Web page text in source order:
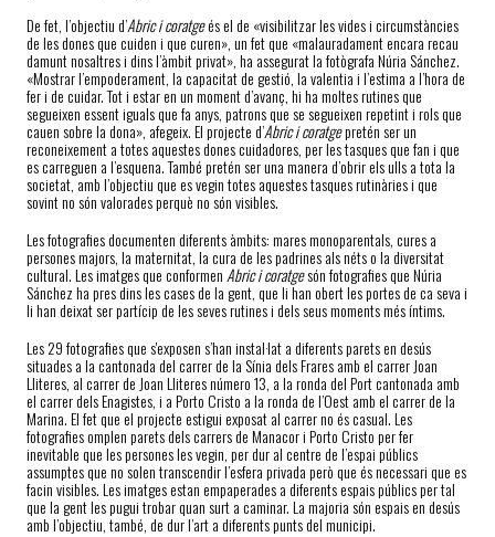
De fet, l’objectiu d’Abric i coratgeés el de «visibilitzar les vides i circumstàncies
de les dones que cuiden i que curen», un fet que «malauradament encara recau
damunt nosaltres i dins l’àmbit privat», ha assegurat la fotògrafa Núria Sánchez.
«Mostrar l’empoderament, la capacitat de gestió, la valentia i l’estima a l’hora de
fer i de cuidar. Tot i estar en un moment d’avanç, hi ha moltes rutines que
segueixen essent iguals que fa anys, patrons que se segueixen repetint i rols que
cauen sobre la dona», afegeix. El projecte d’Abric i coratgepretén ser un
reconeixement a totes aquestes dones cuidadores, per les tasques que fan i que
es carreguen a l’esquena. També pretén ser una manera d’obrir els ulls a tota la
societat, amb l’objectiu que es vegin totes aquestes tasques rutinàries i que
sovint no són valorades perquè no són visibles.
Les fotografies documenten diferents àmbits: mares monoparentals, cures a
persones majors, la maternitat, la cura de les padrines als néts o la diversitat
cultural. Les imatges que conformen Abric i coratgesón fotografies que Núria
Sánchez ha pres dins les cases de la gent, que li han obert les portes de ca seva i
li han deixat ser partícip de les seves rutines i dels seus moments més íntims.
Les 29 fotografies que s'exposen s’han instal·lat a diferents parets en desús
situades a la cantonada del carrer de la Sínia dels Frares amb el carrer Joan
Lliteres, al carrer de Joan Lliteres número 13, a la ronda del Port cantonada amb
el carrer dels Enagistes, i a Porto Cristo a la ronda de l’Oest amb el carrer de la
Marina. El fet que el projecte estigui exposat al carrer no és casual. Les
fotografies omplen parets dels carrers de Manacor i Porto Cristo per fer
inevitable que les persones les vegin, per dur al centre de l’espai públics
assumptes que no solen transcendir l’esfera privada però que és necessari que es
facin visibles. Les imatges estan empaperades a diferents espais públics per tal
que la gent les pugui trobar quan surt a caminar. La majoria són espais en desús
amb l’objectiu, també, de dur l’art a diferents punts del municipi.